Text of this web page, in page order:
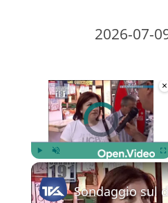
2026-07-
×
Video Player is loading.
Play Unmute
Sondaggio sul